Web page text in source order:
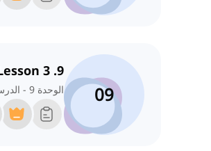
09
9. Unit 9 - Lesson 3
الوحدة 9 - الدرس 3